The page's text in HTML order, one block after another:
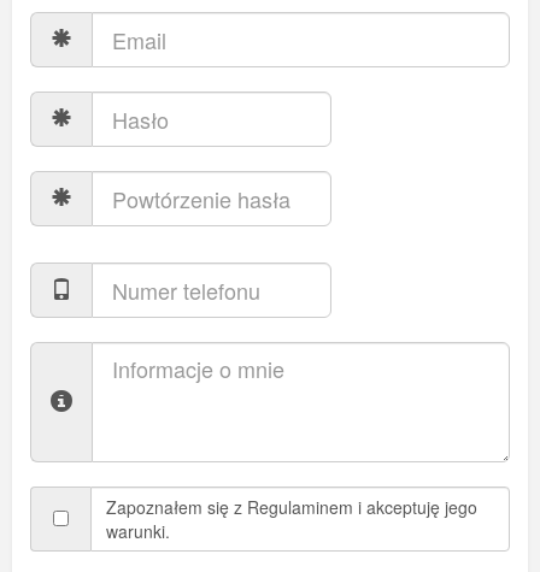
Zapoznałem się z Regulaminem i akceptuję jego
warunki.